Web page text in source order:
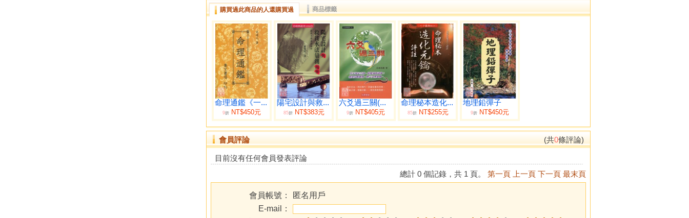
購買過此商品的人還購買過 商品標籤
命理通鑑《一...
9折 NT$450元
陽宅設計與救...
85折NT$383元
六爻過三關(...
9折 NT$405元
命理秘本造化...
85折NT$255元
地理鉛彈子
9折 NT$450元
會員評論 (共0條評論)
目前沒有任何會員發表評論
總計 0 個記錄，共 1 頁。 第一頁 上一頁 下一頁 最末頁
會員帳號：
匿名用戶
E-mail：